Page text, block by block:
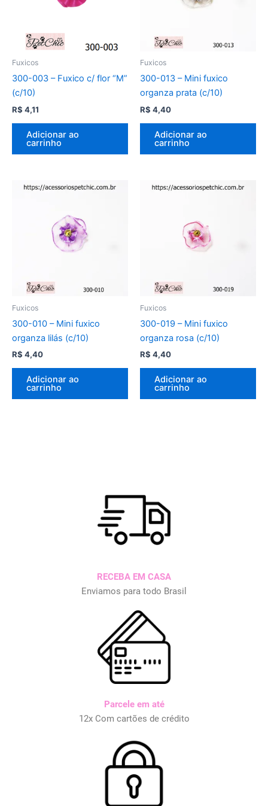
Fuxicos
300-003 – Fuxico c/ flor “M”
(c/10)
R$ 4,11
Adicionar ao
carrinho
Fuxicos
300-013 – Mini fuxico
organza prata (c/10)
R$ 4,40
Adicionar ao
carrinho
Fuxicos
300-010 – Mini fuxico
organza lilás (c/10)
R$ 4,40
Adicionar ao
carrinho
Fuxicos
300-019 – Mini fuxico
organza rosa (c/10)
R$ 4,40
Adicionar ao
carrinho
RECEBA EM CASA
Enviamos para todo Brasil
Parcele em até
12x Com cartões de crédito